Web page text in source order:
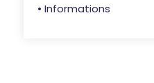
• Informations